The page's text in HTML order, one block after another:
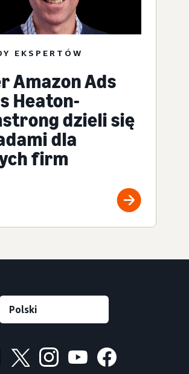
EKSPERTÓW
Amazon Ads
Heaton-
dzieli się
dla
firm